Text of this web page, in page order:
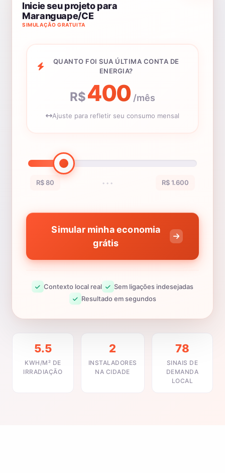
SIMULAÇÃO GRATUITA
Inicie seu projeto para
Maranguape/CE
QUANTO FOI SUA ÚLTIMA CONTA DE
ENERGIA?
R$400 /mês
Ajuste para refletir seu consumo mensal
R$ 80 ••• R$ 1.600
Simular minha economia
grátis
Contexto local real
Sem ligações indesejadas
Resultado em segundos
5.5
KWH/M² DE
IRRADIAÇÃO
2
INSTALADORES
NA CIDADE
78
SINAIS DE
DEMANDA
LOCAL